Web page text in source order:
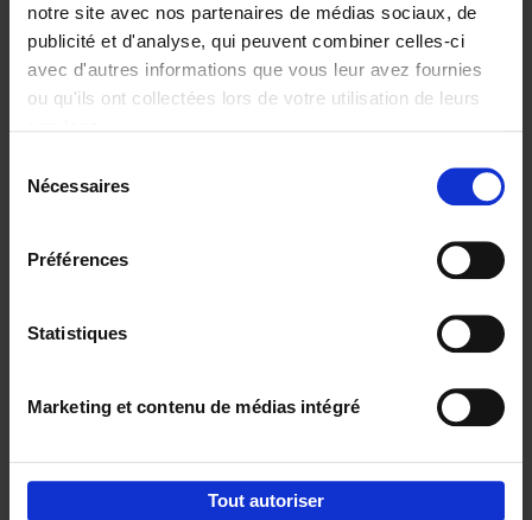
notre site avec nos partenaires de médias sociaux, de
publicité et d'analyse, qui peuvent combiner celles-ci
avec d'autres informations que vous leur avez fournies
ou qu'ils ont collectées lors de votre utilisation de leurs
Nécessaires
Préférences
Statistiques
Marketing et contenu de médias intégré
Tout autoriser
€29,99
Digital marketing like a PRO -
completely revised edition (EN)